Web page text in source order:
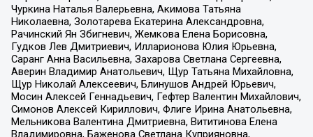
Чуркина Наталья Валерьевна, Акимова Татьяна
Николаевна, Золотарева Екатерина Александровна,
Рачинский Ян Збигневич, Жемкова Елена Борисовна,
Гудков Лев Дмитриевич, Илларионова Юлия Юрьевна,
Саранг Анна Васильевна, Захарова Светлана Сергеевна,
Аверин Владимир Анатольевич, Щур Татьяна Михайловна,
Щур Николай Алексеевич, Блинушов Андрей Юрьевич,
Мосин Алексей Геннадьевич, Гефтер Валентин Михайлович,
Симонов Алексей Кириллович, Флиге Ирина Анатольевна,
Мельникова Валентина Дмитриевна, Вититинова Елена